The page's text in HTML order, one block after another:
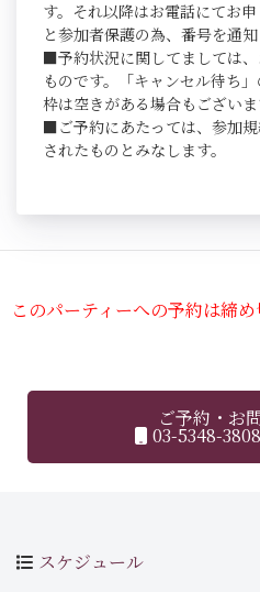
す。それ以降はお電話にてお
と参加者保護の為、番号を通
■予約状況に関してましては
ものです。「キャンセル待ち
枠は空きがある場合もございま
■ご予約にあたっては、参加
されたものとみなします。
このパーティーへの予約は締め
ご予約・お
03-5348-
スケジュール